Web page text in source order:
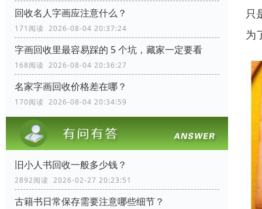
回收名人字画应注意什么？
171阅读 2026-08-04 20:37:24
字画回收里最容易踩的 5 个坑，藏家一定要看
168阅读 2026-08-04 20:36:27
名家字画回收价格差在哪？
170阅读 2026-08-04 20:34:59
旧小人书回收一般多少钱？
2892阅读 2026-02-27 20:23:51
古籍书日常保存需要注意哪些细节？
只
为